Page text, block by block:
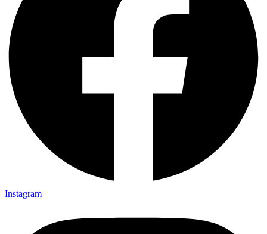
Instagram